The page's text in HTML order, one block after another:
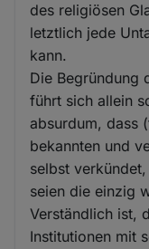
des religiösen
letztlich jede
kann.
Die Begründung
führt sich allein
absurdum, dass
bekannten und
selbst
seien die einzig
Verständlich ist,
Institutionen mit